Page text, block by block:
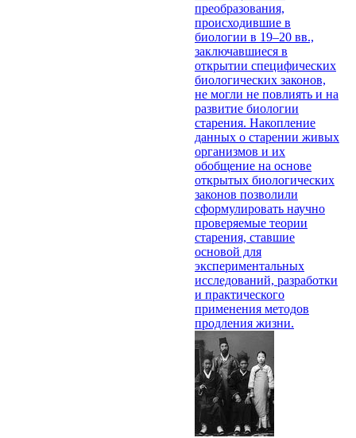
преобразования,
происходившие в
биологии в 19–20 вв.,
заключавшиеся в
открытии специфических
биологических законов,
не могли не повлиять и на
развитие биологии
старения. Накопление
данных о старении живых
организмов и их
обобщение на основе
открытых биологических
законов позволили
сформулировать научно
проверяемые теории
старения, ставшие
основой для
экспериментальных
исследований, разработки
и практического
применения методов
продления жизни.